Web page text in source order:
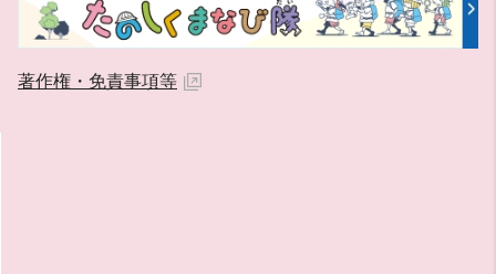
著作権・免責事項等